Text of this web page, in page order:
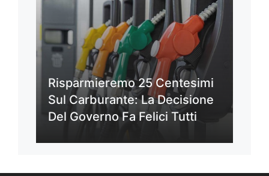
Risparmieremo 25 Centesimi
Sul Carburante: La Decisione
Del Governo Fa Felici Tutti